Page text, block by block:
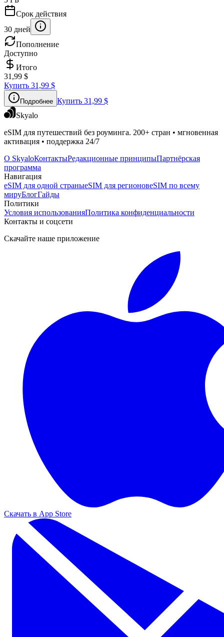
Срок действия
30 дней
Пополнение
Доступно
Итого
31,99 $
Купить 31,99 $
Подробнее Купить 31,99 $
Skyalo
eSIM для путешествий без роуминга. 200+ стран • мгновенная
активация • поддержка 24/7
О SkyaloКонтактыРедакционные принципыПартнёрская
программа
Навигация
eSIM для одной страныeSIM для регионовeSIM по всему
мируБлогГайды
Политики
Условия использованияПолитика конфиденциальности
Контакты и соцсети
Скачайте наше приложение
Скачать в App Store